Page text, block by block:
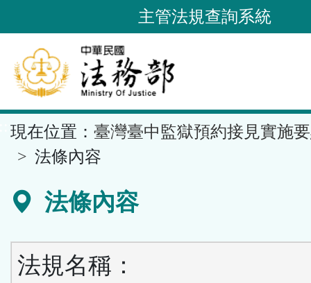
到
要
內
容
區
塊
主管法規查詢系統
現在位置： 臺灣臺中監獄預約接見實施
法條內容
法條內容
法規名稱：